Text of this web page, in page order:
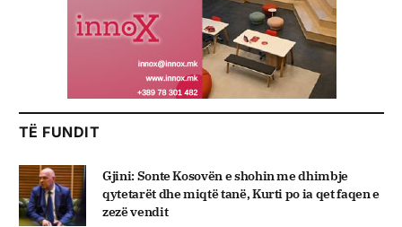
TË FUNDIT
Gjini: Sonte Kosovën e shohin me dhimbje
qytetarët dhe miqtë tanë, Kurti po ia qet faqen e
zezë vendit